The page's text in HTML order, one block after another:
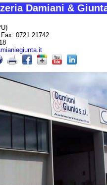
Damiani &
0721 21742